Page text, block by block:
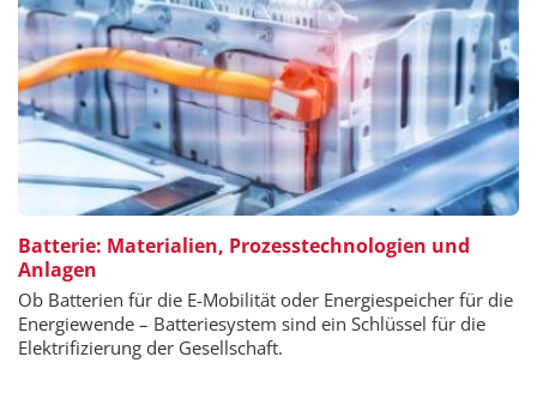
Batterie: Materialien, Prozesstechnologien und
Anlagen
Ob Batterien für die E-Mobilität oder Energiespeicher für die
Energiewende – Batteriesystem sind ein Schlüssel für die
Elektrifizierung der Gesellschaft.